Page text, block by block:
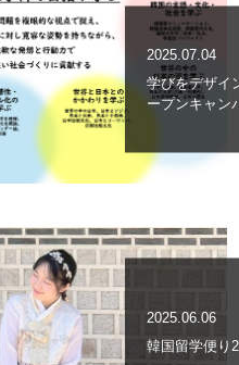
2025.07.04
学びをデザイ
ープンキャン
2025.06.06
韓国留学便り